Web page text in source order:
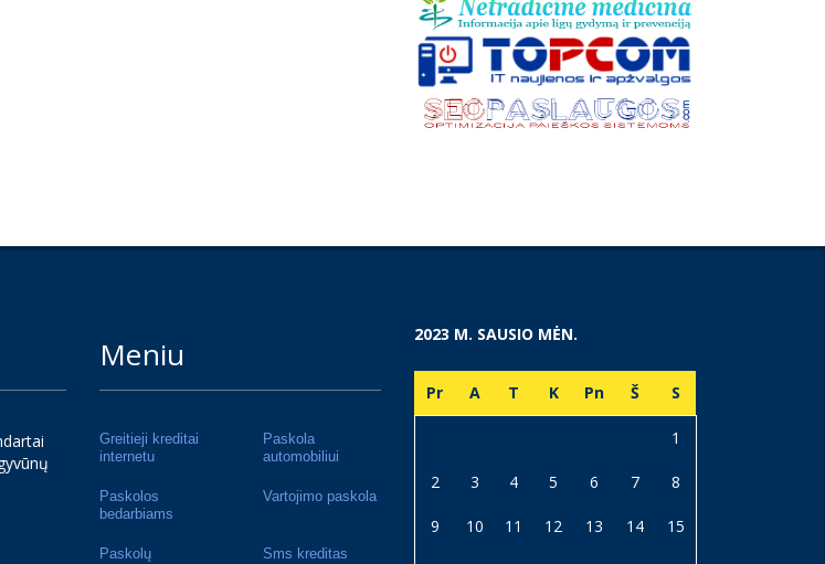
Meniu
Greitieji kreditai
internetu
Paskola
automobiliui
Paskolos
bedarbiams
Vartojimo paskola
Paskolų
Sms kreditas
2023 M. SAUSIO MĖN.
Pr A T K Pn Š S
1
2 3 4 5 6 7 8
9 10 11 12 13 14 15